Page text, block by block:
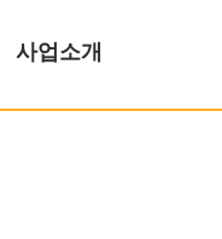
사업소개